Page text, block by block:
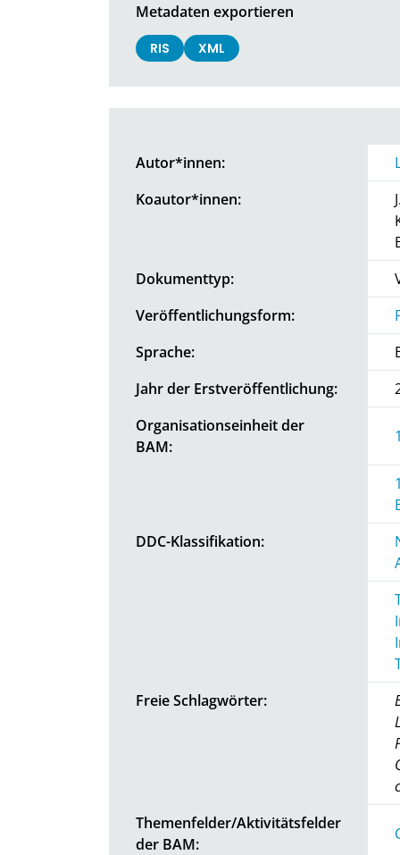
Metadaten exportieren
RIS XML
Autor*innen:
Koautor*innen:
Dokumenttyp:
Veröffentlichungsform:
Sprache:
Jahr der Erstveröffentlichung:
Organisationseinheit der
BAM:
DDC-Klassifikation:
Freie Schlagwörter:
Themenfelder/Aktivitätsfelder
der BAM: